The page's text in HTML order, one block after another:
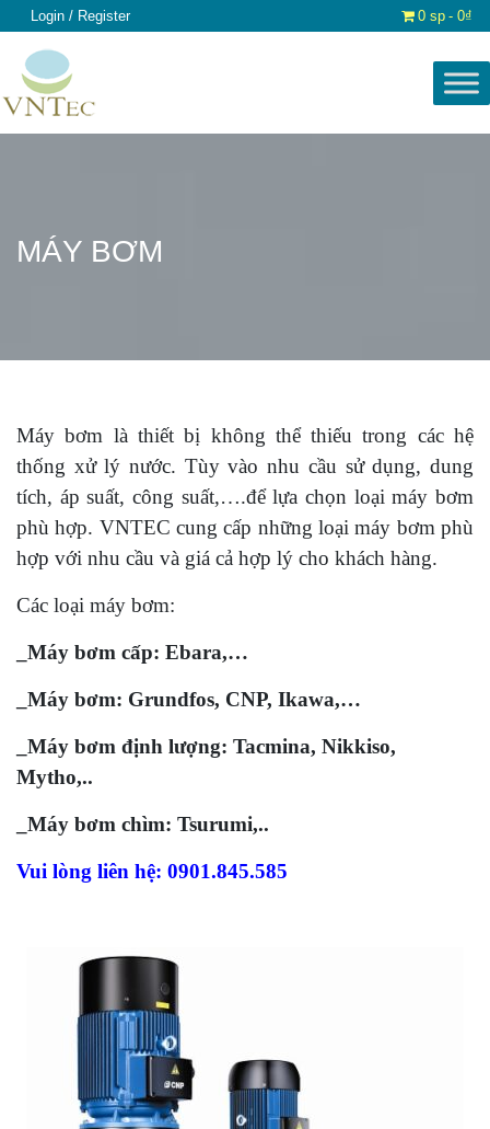
Login / Register 0 sp 0₫
MÁY BƠM
Máy bơm là thiết bị không thể thiếu trong các hệ
thống xử lý nước. Tùy vào nhu cầu sử dụng, dung
tích, áp suất, công suất,….để lựa chọn loại máy bơm
phù hợp. VNTEC cung cấp những loại máy bơm phù
hợp với nhu cầu và giá cả hợp lý cho khách hàng.
Các loại máy bơm:
_Máy bơm cấp: Ebara,…
_Máy bơm: Grundfos, CNP, Ikawa,…
_Máy bơm định lượng: Tacmina, Nikkiso,
Mytho,..
_Máy bơm chìm: Tsurumi,..
Vui lòng liên hệ: 0901.845.585